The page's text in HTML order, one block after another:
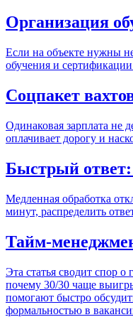
Организация
Если на объекте нужны
обучения и
Соцпакет
Одинаковая зарплата не
оплачивает дорогу и
Быстрый ответ:
Медленная обработка
минут, распределить
Тайм-
Эта статья сводит спор
почему 30/30 чаще
помогают быстро
формальностью в